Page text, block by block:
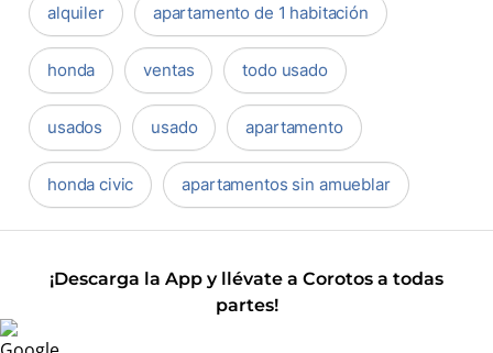
alquiler apartamento de 1 habitación
honda ventas todo usado
usados usado apartamento
honda civic apartamentos sin amueblar
¡Descarga la App y llévate a Corotos a todas
partes!